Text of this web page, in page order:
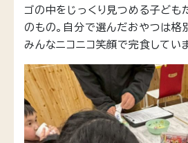
ゴの中をじっくり見つめる子ども
のもの。自分で選んだおやつは格
みんなニコニコ笑顔で完食してい